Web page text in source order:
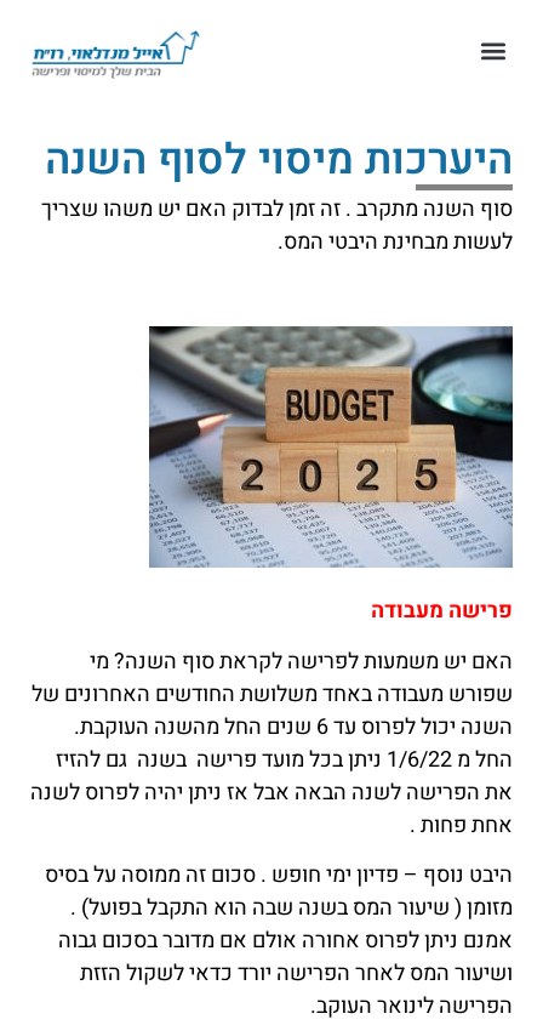
היערכות מיסוי לסוף השנה
סוף השנה מתקרב . זה זמן לבדוק האם יש משהו שצריך
לעשות מבחינת היבטי המס.
פרישה מעבודה
האם יש משמעות לפרישה לקראת סוף השנה? מי
שפורש מעבודה באחד משלושת החודשים האחרונים של
השנה יכול לפרוס עד 6 שנים החל מהשנה העוקבת.
החל מ 1/6/22 ניתן בכל מועד פרישה בשנה גם להזיז
את הפרישה לשנה הבאה אבל אז ניתן יהיה לפרוס לשנה
אחת פחות .
היבט נוסף – פדיון ימי חופש . סכום זה ממוסה על בסיס
מזומן ( שיעור המס בשנה שבה הוא התקבל בפועל) .
אמנם ניתן לפרוס אחורה אולם אם מדובר בסכום גבוה
ושיעור המס לאחר הפרישה יורד כדאי לשקול הזזת
הפרישה לינואר העוקב.